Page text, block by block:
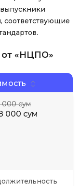
соответствующие
от «НЦПО»
000 сум
000 сум